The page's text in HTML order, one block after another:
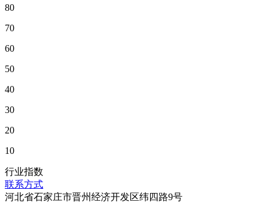
80
70
60
50
40
30
20
10
行业指数
联系方式
河北省石家庄市晋州经济开发区纬四路9号